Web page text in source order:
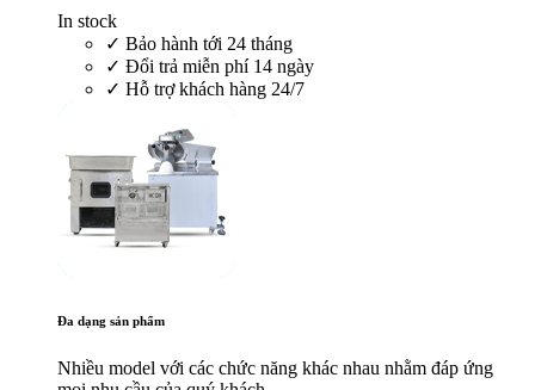
In stock
✓ Bảo hành tới 24 tháng
✓ Đổi trả miễn phí 14 ngày
✓ Hỗ trợ khách hàng 24/7
Đa dạng sản phẩm
Nhiều model với các chức năng khác nhau nhằm đáp ứng